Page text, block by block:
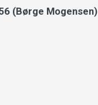
(Børge Mogensen)